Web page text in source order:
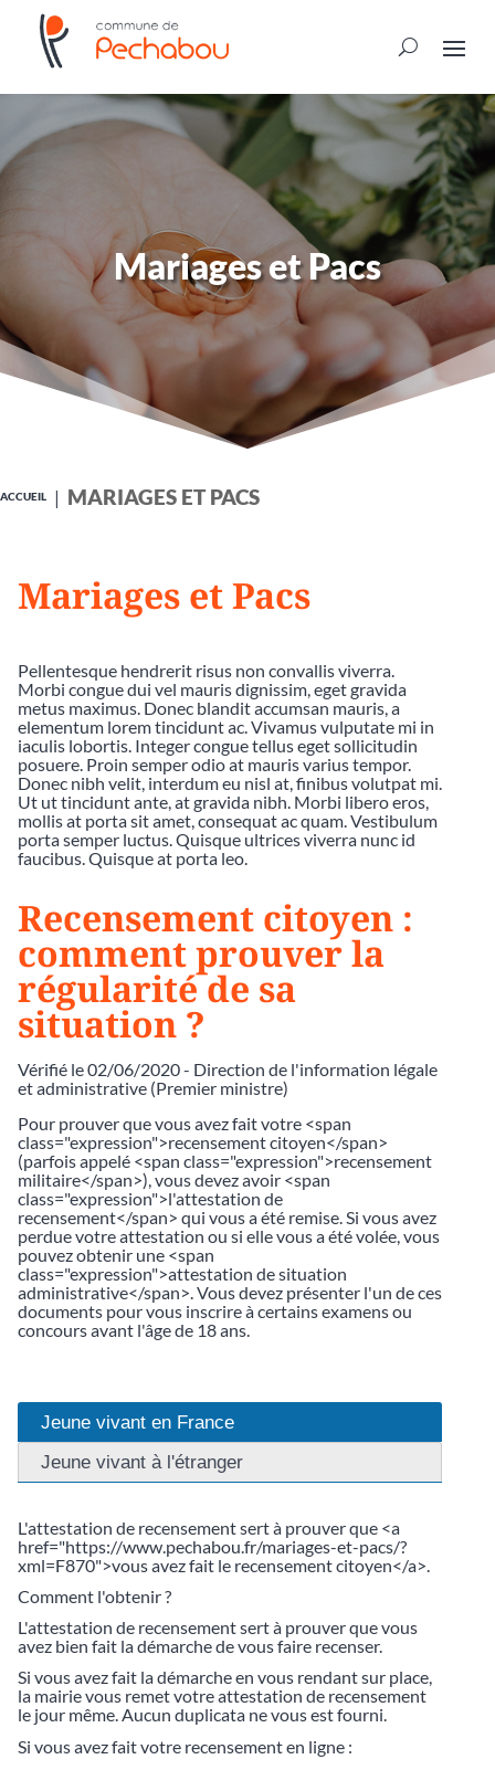
Mariages et Pacs
ACCUEIL MARIAGES ET PACS
Mariages et Pacs
Pellentesque hendrerit risus non convallis viverra.
Morbi congue dui vel mauris dignissim, eget gravida
metus maximus. Donec blandit accumsan mauris, a
elementum lorem tincidunt ac. Vivamus vulputate mi in
iaculis lobortis. Integer congue tellus eget sollicitudin
posuere. Proin semper odio at mauris varius tempor.
Donec nibh velit, interdum eu nisl at, finibus volutpat mi.
Ut ut tincidunt ante, at gravida nibh. Morbi libero eros,
mollis at porta sit amet, consequat ac quam. Vestibulum
porta semper luctus. Quisque ultrices viverra nunc id
faucibus. Quisque at porta leo.
Recensement citoyen :
comment prouver la
régularité de sa
situation ?
Vérifié le 02/06/2020 - Direction de l'information légale
et administrative (Premier ministre)
Pour prouver que vous avez fait votre <span
class="expression">recensement citoyen</span>
(parfois appelé <span class="expression">recensement
militaire</span>), vous devez avoir <span
class="expression">l'attestation de
recensement</span> qui vous a été remise. Si vous avez
perdue votre attestation ou si elle vous a été volée, vous
pouvez obtenir une <span
class="expression">attestation de situation
administrative</span>. Vous devez présenter l'un de ces
documents pour vous inscrire à certains examens ou
concours avant l'âge de 18 ans.
Jeune vivant en France
Jeune vivant à l'étranger
L'attestation de recensement sert à prouver que <a
href="https://www.pechabou.fr/mariages-et-pacs/?
xml=F870">vous avez fait le recensement citoyen</a>.
Comment l'obtenir ?
L'attestation de recensement sert à prouver que vous
avez bien fait la démarche de vous faire recenser.
Si vous avez fait la démarche en vous rendant sur place,
la mairie vous remet votre attestation de recensement
le jour même. Aucun duplicata ne vous est fourni.
Si vous avez fait votre recensement en ligne :